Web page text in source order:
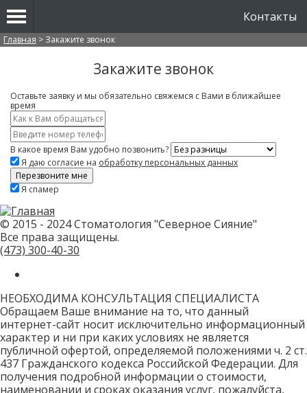
Контакты
Вы здесь
Главная > Закажите звонок
Закажите звонок
Оставьте заявку и мы обязательно свяжемся с Вами в ближайшее
время
Имя
*
Контактный
телефон
*
В какое время Вам удобно позвонить?
Я даю согласие на обработку персональных данных
Скажите,
не
заполняйте
это
поле.
CAPTCHA
только
роботов!
Я спамер
© 2015 - 2024 Стоматология "Северное Сияние"
Все права защищены.
(473) 300-40-30
НЕОБХОДИМА КОНСУЛЬТАЦИЯ СПЕЦИАЛИСТА
Обращаем Ваше внимание на то, что данный
интернет-сайт носит исключительно информационный
характер и ни при каких условиях не является
публичной офертой, определяемой положениями ч. 2 ст.
437 Гражданского кодекса Российской Федерации. Для
получения подробной информации о стоимости,
наименовании и сроках оказания услуг, пожалуйста,